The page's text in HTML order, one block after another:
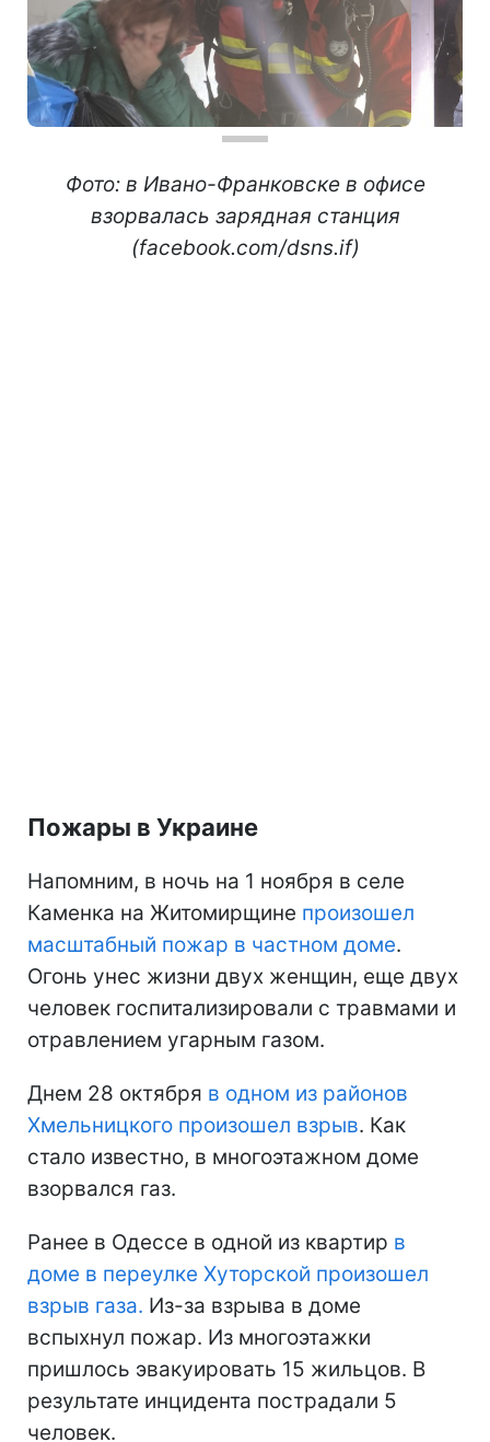
Фото: в Ивано-Франковске в офисе
взорвалась зарядная станция
(facebook.com/dsns.if)
Пожары в Украине
Напомним, в ночь на 1 ноября в селе
Каменка на Житомирщине произошел
масштабный пожар в частном доме.
Огонь унес жизни двух женщин, еще двух
человек госпитализировали с травмами и
отравлением угарным газом.
Днем 28 октября в одном из районов
Хмельницкого произошел взрыв. Как
стало известно, в многоэтажном доме
взорвался газ.
Ранее в Одессе в одной из квартир в
доме в переулке Хуторской произошел
взрыв газа. Из-за взрыва в доме
вспыхнул пожар. Из многоэтажки
пришлось эвакуировать 15 жильцов. В
результате инцидента пострадали 5
человек.